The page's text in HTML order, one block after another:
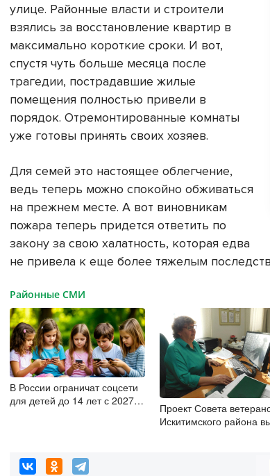
улице. Районные власти и строители
взялись за восстановление квартир в
максимально короткие сроки. И вот,
спустя чуть больше месяца после
трагедии, пострадавшие жилые
помещения полностью привели в
порядок. Отремонтированные комнаты
уже готовы принять своих хозяев.
Для семей это настоящее облегчение,
ведь теперь можно спокойно обживаться
на прежнем месте. А вот виновникам
пожара теперь придется ответить по
закону за свою халатность, которая едва
не привела к еще более тяжелым
Районные СМИ
В России ограничат соцсети
для детей до 14 лет с 2027
Проект Совета
Искитимского района